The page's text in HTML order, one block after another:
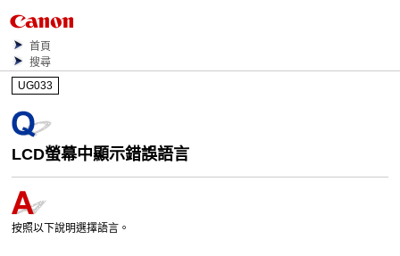
首頁
搜尋
UG033
LCD螢幕中顯示錯誤語言
按照以下說明選擇語言。